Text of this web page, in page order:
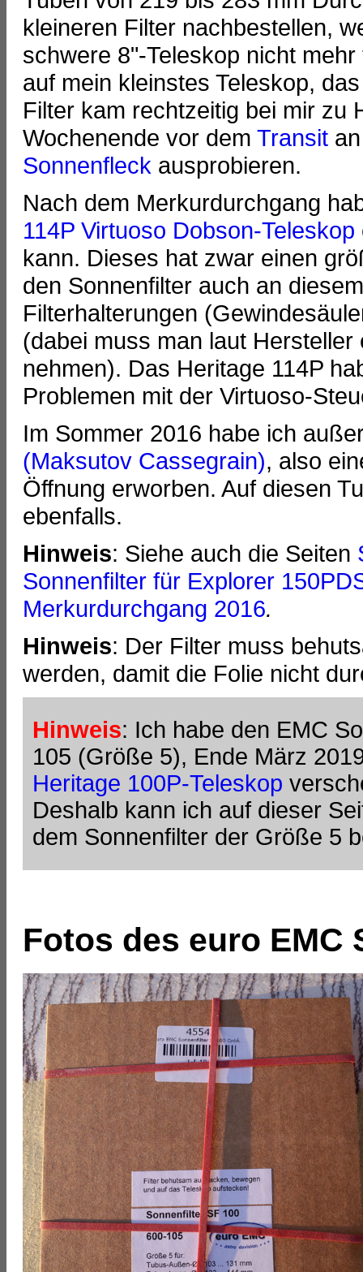
kleineren Filter nachbestellen,
schwere 8"-Teleskop nicht
auf mein kleinstes Teleskop,
Filter kam rechtzeitig bei mir zu
Wochenende vor dem Transit
Sonnenfleck ausprobieren.
Nach dem Merkurdurchgang
114P Virtuoso Dobson-Teleskop
kann. Dieses hat zwar einen
den Sonnenfilter auch an
Filterhalterungen
(dabei muss man laut
nehmen). Das Heritage 114P
Problemen mit der Virtuoso-
Im Sommer 2016 habe ich
(Maksutov Cassegrain), also
Öffnung erworben. Auf diesen
ebenfalls.
Hinweis: Siehe auch die Seiten
Sonnenfilter für Explorer
Merkurdurchgang 2016.
Hinweis: Der Filter muss
werden, damit die Folie nicht
Hinweis: Ich habe den EMC
105 (Größe 5), Ende März
Heritage 100P-Teleskop
Deshalb kann ich auf dieser
dem Sonnenfilter der Größe 5
Fotos des euro EMC